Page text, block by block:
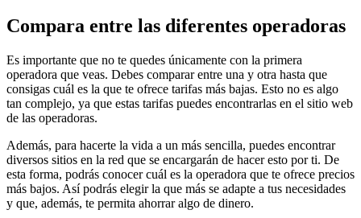
Compara entre las diferentes operadoras
Es importante que no te quedes únicamente con la primera
operadora que veas. Debes comparar entre una y otra hasta que
consigas cuál es la que te ofrece tarifas más bajas. Esto no es algo
tan complejo, ya que estas tarifas puedes encontrarlas en el sitio web
de las operadoras.
Además, para hacerte la vida a un más sencilla, puedes encontrar
diversos sitios en la red que se encargarán de hacer esto por ti. De
esta forma, podrás conocer cuál es la operadora que te ofrece precios
más bajos. Así podrás elegir la que más se adapte a tus necesidades
y que, además, te permita ahorrar algo de dinero.